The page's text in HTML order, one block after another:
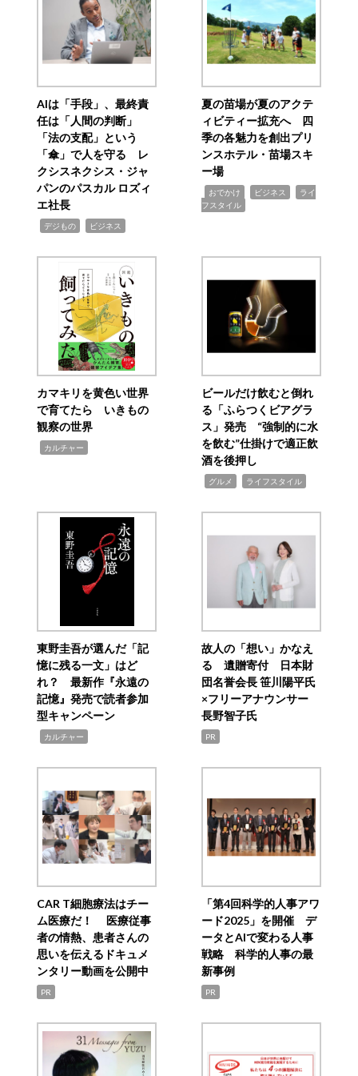
AIは「手段」、最終責
任は「人間の判断」
「法の支配」という
「傘」で人を守る レ
クシスネクシス・ジャ
パンのパスカル ロズィ
エ社長
デジもの ビジネス
夏の苗場が夏のアクテ
ィビティー拡充へ 四
季の各魅力を創出プリ
ンスホテル・苗場スキ
ー場
おでかけ ビジネス
ライ
フスタイル
カマキリを黄色い世界
で育てたら いきもの
観察の世界
カルチャー
ビールだけ飲むと倒れ
る「ふらつくビアグラ
ス」発売 “強制的に水
を飲む”仕掛けで適正飲
酒を後押し
グルメ ライフスタイル
東野圭吾が選んだ「記
憶に残る一文」はど
れ？ 最新作『永遠の
記憶』発売で読者参加
型キャンペーン
カルチャー
故人の「想い」かなえ
る 遺贈寄付 日本財
団名誉会長 笹川陽平氏
×フリーアナウンサー
長野智子氏
PR
CAR T細胞療法はチー
ム医療だ！ 医療従事
者の情熱、患者さんの
思いを伝えるドキュメ
ンタリー動画を公開中
PR
「第4回科学的人事アワ
ード2025」を開催 デ
ータとAIで変わる人事
戦略 科学的人事の最
新事例
PR